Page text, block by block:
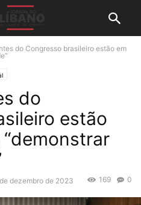
do Congresso brasileiro estão em
do
estão
dezembro de 2023 0
169